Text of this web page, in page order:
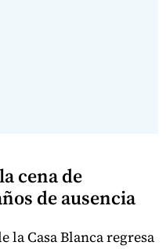
cena de
de ausencia
la Casa Blanca regresa